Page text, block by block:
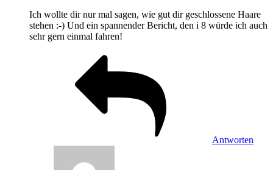
Ich wollte dir nur mal sagen, wie gut dir geschlossene Haare
stehen :-) Und ein spannender Bericht, den i 8 würde ich auch
sehr gern einmal fahren!
Antworten